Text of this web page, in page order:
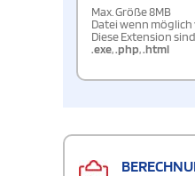
Max. Größe 8MB
Datei wenn
Diese Extension
.exe,.php,.html